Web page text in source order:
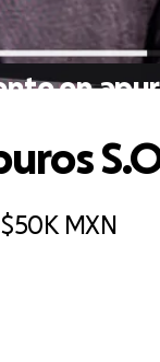
en
$50K MXN